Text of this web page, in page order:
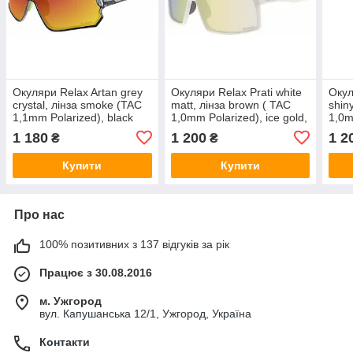
Окуляри Relax Artan grey
crystal, лінза smoke (TAC
1,1mm Polarized), black
чохол з лого Relax)
1 180 ₴
Купити
Окуляри Relax Prati white
matt, лінза brown ( TAC
1,0mm Polarized), ice gold,
кат. 3 (м'який чохол з лого
Relax)
1 200₴
Купити
1
Про нас
100% позитивних з 137 відгуків за рік
Працює з 30.08.2016
м. Ужгород
вул. Капушанська 12/1, Ужгород, Україна
Контакти